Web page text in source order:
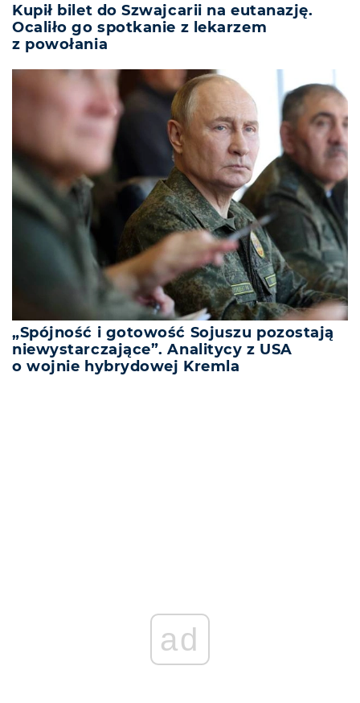
Kupił bilet do Szwajcarii na eutanazję.
Ocaliło go spotkanie z lekarzem
z powołania
„Spójność i gotowość Sojuszu pozostają
niewystarczające”. Analitycy z USA
o wojnie hybrydowej Kremla